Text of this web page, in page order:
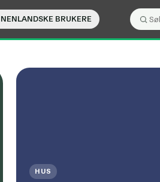
BRUKERE
Søk:
Søk
HUS